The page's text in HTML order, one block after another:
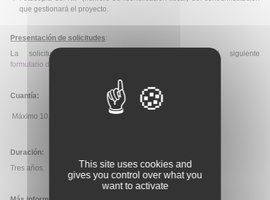
que gestionará el proyecto.
Presentación de solicitudes:
La solicitud deberá ser presentadas mediante el siguiente
formulario de solicitud
Cuantía:
Máximo 10.000€/proyecto.
Duración:
Tres años.
This site uses cookies and
gives you control over what you
want to activate